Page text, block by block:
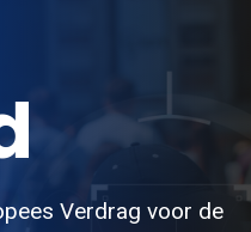
Verdrag voor de